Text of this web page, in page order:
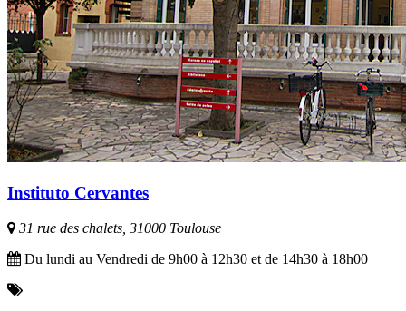
Instituto Cervantes
31 rue des chalets, 31000 Toulouse
Du lundi au Vendredi de 9h00 à 12h30 et de 14h30 à 18h00